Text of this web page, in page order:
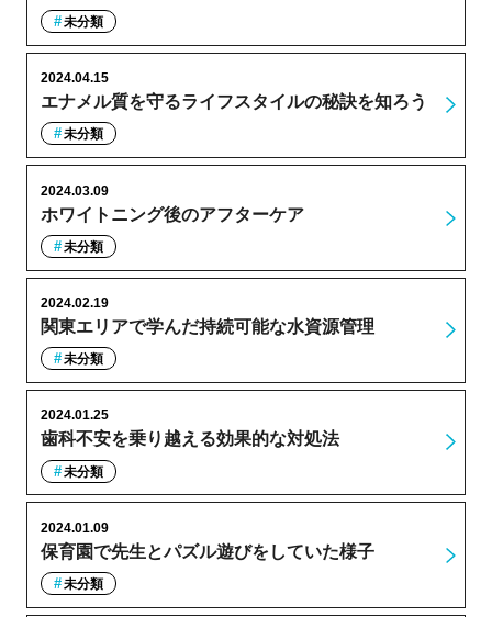
未分類
エナメル質を守るライフスタイルの秘訣を知ろう
2024.04.15
未分類
ホワイトニング後のアフターケア
2024.03.09
未分類
関東エリアで学んだ持続可能な水資源管理
2024.02.19
未分類
歯科不安を乗り越える効果的な対処法
2024.01.25
未分類
保育園で先生とパズル遊びをしていた様子
2024.01.09
未分類